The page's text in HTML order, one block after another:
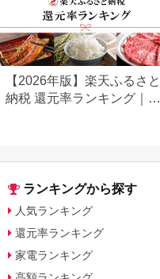
【2026年版】楽天ふるさと
納税 還元率ランキング｜高
ランキングから探す
人気ランキング
還元率ランキング
家電ランキング